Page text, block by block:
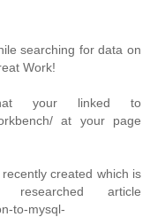
searching for data on
Work!
your linked to
at your page
created which is
article
to-mysql-